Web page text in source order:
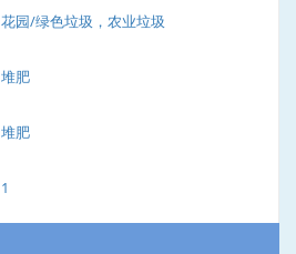
花园/绿色垃圾，农业垃圾
堆肥
堆肥
1